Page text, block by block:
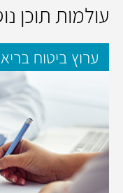
עולמות תוכן
ערוץ ביטוח